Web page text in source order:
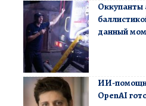
Оккупанты
данный
ИИ-
OpenAI